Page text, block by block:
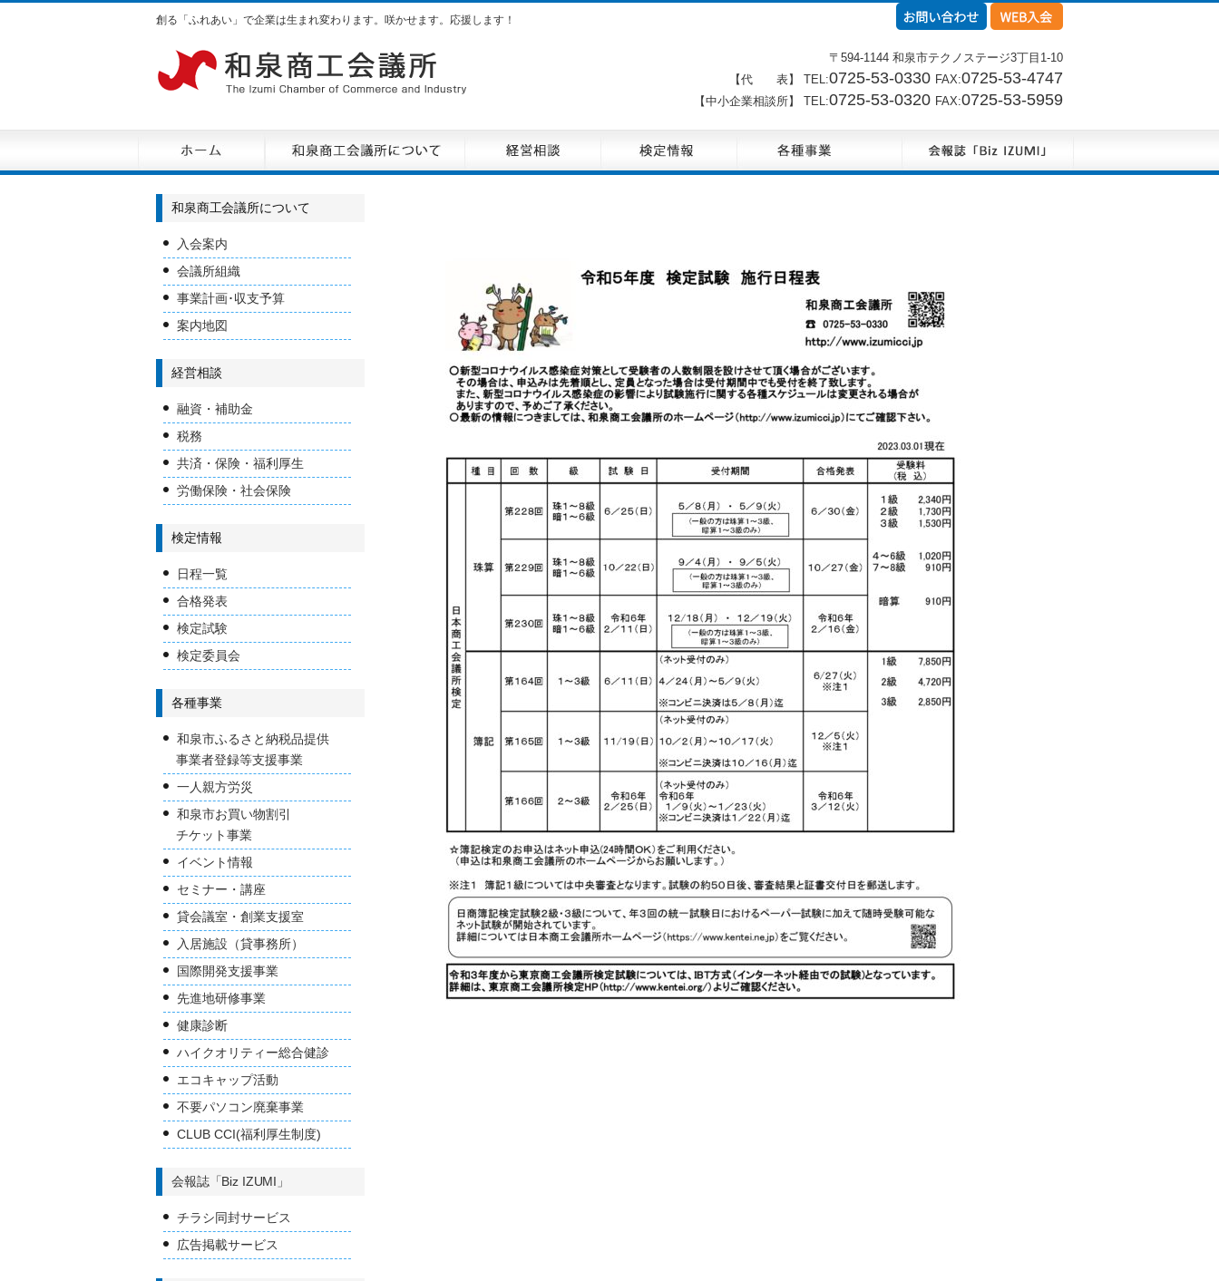
創る「ふれあい」で企業は生まれ変わります。咲かせます。応援します！
〒594-1144 和泉市テクノステージ3丁目1-10
【代 表】 TEL:0725-53-0330 FAX:0725-53-4747
【中小企業相談所】 TEL:0725-53-0320 FAX:0725-53-5959
和泉商工会議所について
入会案内
会議所組織
事業計画･収支予算
案内地図
経営相談
融資・補助金
税務
共済・保険・福利厚生
労働保険・社会保険
検定情報
日程一覧
合格発表
検定試験
検定委員会
各種事業
和泉市ふるさと納税品提供
事業者登録等支援事業
一人親方労災
和泉市お買い物割引
チケット事業
イベント情報
セミナー・講座
貸会議室・創業支援室
入居施設（貸事務所）
国際開発支援事業
先進地研修事業
健康診断
ハイクオリティー総合健診
エコキャップ活動
不要パソコン廃棄事業
CLUB CCI(福利厚生制度)
会報誌「Biz IZUMI」
チラシ同封サービス
広告掲載サービス